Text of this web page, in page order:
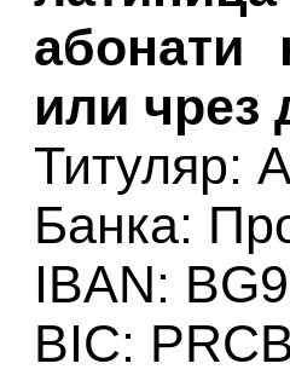
абонати
или чрез
Титуляр:
Банка:
IBAN:
BIC: